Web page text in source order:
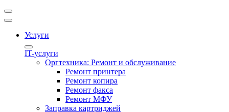
Услуги
IT-услуги
Оргтехника: Ремонт и обслуживание
Ремонт принтера
Ремонт копира
Ремонт факса
Ремонт МФУ
Заправка картриджей